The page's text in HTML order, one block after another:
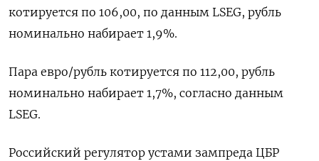
котируется по 106,00, по данным LSEG, рубль
номинально набирает 1,9%.
Пара евро/рубль котируется по 112,00, рубль
номинально набирает 1,7%, согласно данным
LSEG.
Российский регулятор устами зампреда ЦБР